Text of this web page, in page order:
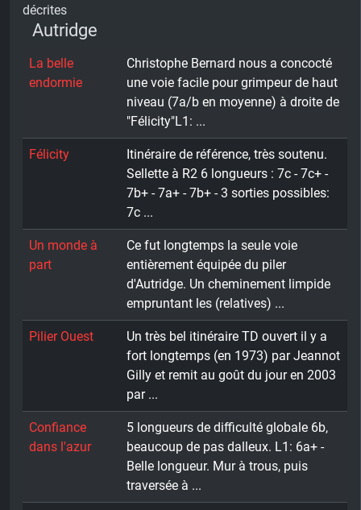
décrites
Autridge
La belle
endormie
Christophe Bernard nous a concocté
une voie facile pour grimpeur de haut
niveau (7a/b en moyenne) à droite de
"Félicity"L1: ...
Félicity
Itinéraire de référence, très soutenu.
Sellette à R2 6 longueurs : 7c - 7c+ -
7b+ - 7a+ - 7b+ - 3 sorties possibles:
7c ...
Un monde à
part
Ce fut longtemps la seule voie
entièrement équipée du piler
d'Autridge. Un cheminement limpide
empruntant les (relatives) ...
Pilier Ouest
Un très bel itinéraire TD ouvert il y a
fort longtemps (en 1973) par Jeannot
Gilly et remit au goût du jour en 2003
par ...
Confiance
dans l'azur
5 longueurs de difficulté globale 6b,
beaucoup de pas dalleux. L1: 6a+ -
Belle longueur. Mur à trous, puis
traversée à ...